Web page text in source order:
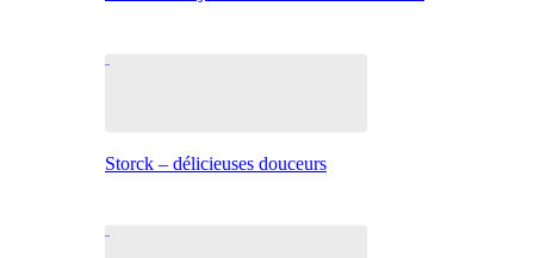
Storck – délicieuses douceurs